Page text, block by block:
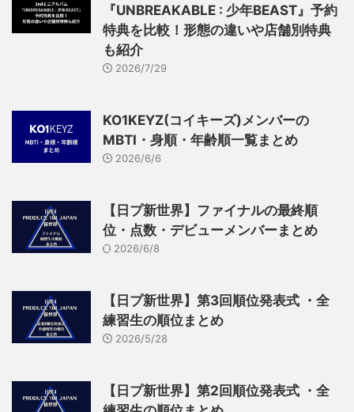
『UNBREAKABLE : 少年BEAST』予約
特典を比較！形態の違いや店舗別特典
も紹介
2026/7/29
KO1KEYZ(コイキーズ)メンバーの
MBTI・身順・年齢順一覧まとめ
2026/6/6
【日プ新世界】ファイナルの最終順
位・点数・デビューメンバーまとめ
2026/6/8
【日プ新世界】第3回順位発表式 ・全
練習生の順位まとめ
2026/5/28
【日プ新世界】第2回順位発表式 ・全